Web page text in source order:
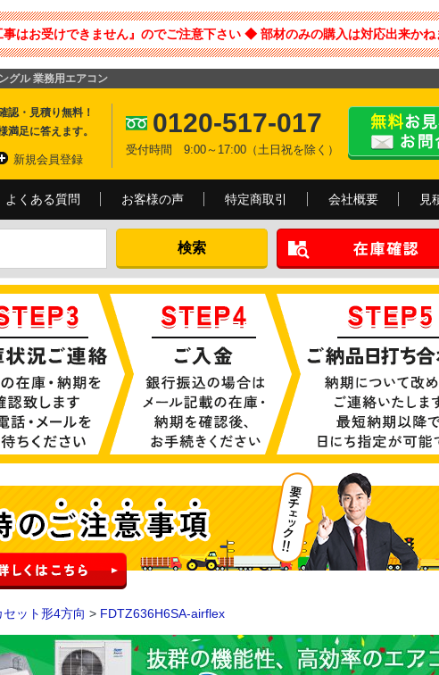
はお受けできません』のでご注意下さい ◆ 部材のみの購入は対応出来か
グル 業務用エアコン
認・見積り無料！
満足に答えます。
新規会員登録
0120-517-017
受付時間 9:00～17:00（土日祝を除く）
よくある質問 お客様の声 特定商取引 会社概要 見
ット形4方向 > FDTZ636H6SA-airflex